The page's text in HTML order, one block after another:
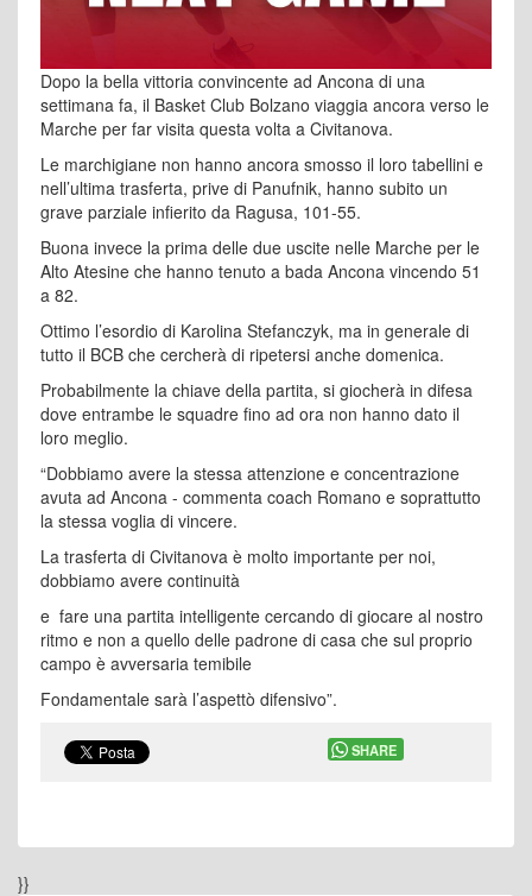
}}
Dopo la bella vittoria convincente ad Ancona di una
settimana fa, il Basket Club Bolzano viaggia ancora verso le
Marche per far visita questa volta a Civitanova.
Le marchigiane non hanno ancora smosso il loro tabellini e
nell’ultima trasferta, prive di Panufnik, hanno subito un
grave parziale infierito da Ragusa, 101-55.
Buona invece la prima delle due uscite nelle Marche per le
Alto Atesine che hanno tenuto a bada Ancona vincendo 51
a 82.
Ottimo l’esordio di Karolina Stefanczyk, ma in generale di
tutto il BCB che cercherà di ripetersi anche domenica.
Probabilmente la chiave della partita, si giocherà in difesa
dove entrambe le squadre fino ad ora non hanno dato il
loro meglio.
“Dobbiamo avere la stessa attenzione e concentrazione
avuta ad Ancona - commenta coach Romano e soprattutto
la stessa voglia di vincere.
La trasferta di Civitanova è molto importante per noi,
dobbiamo avere continuità
e fare una partita intelligente cercando di giocare al nostro
ritmo e non a quello delle padrone di casa che sul proprio
campo è avversaria temibile
Fondamentale sarà l’aspettò difensivo”.
SHARE